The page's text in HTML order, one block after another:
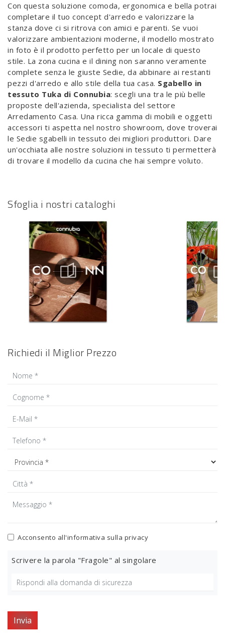
Con questa soluzione comoda, ergonomica e bella potrai
completare il tuo concept d'arredo e valorizzare la
stanza dove ci si ritrova con amici e parenti. Se vuoi
valorizzare ambientazioni moderne, il modello mostrato
in foto è il prodotto perfetto per un locale di questo
stile. La zona cucina e il dining non saranno veramente
complete senza le giuste Sedie, da abbinare ai restanti
pezzi d'arredo e allo stile della tua casa. Sgabello in
tessuto Tuka di Connubia: scegli una tra le più belle
proposte dell'azienda, specialista del settore
Arredamento Casa. Una ricca gamma di mobili e oggetti
accessori ti aspetta nel nostro showroom, dove troverai
le Sedie sgabelli in tessuto dei migliori produttori. Dare
un'occhiata alle nostre soluzioni in tessuto ti permetterà
di trovare il modello da cucina che hai sempre voluto.
Sfoglia i nostri cataloghi
Richiedi il Miglior Prezzo
Acconsento all'informativa sulla privacy
Scrivere la parola "Fragole" al singolare
Invia